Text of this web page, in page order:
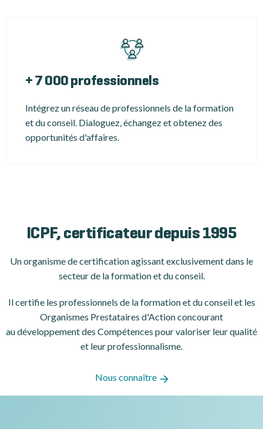
+ 7 000 professionnels
Intégrez un réseau de professionnels de la formation
et du conseil. Dialoguez, échangez et obtenez des
opportunités d'affaires.
ICPF, certificateur depuis 1995
Un organisme de certificationagissant exclusivement dans le
secteur de la formation et du conseil.
Il certifie les professionnels de la formation et du conseil et les
Organismes Prestataires d'Action concourant
au développement des Compétences pour valoriser leur qualité
et leur professionnalisme.
Nous connaître